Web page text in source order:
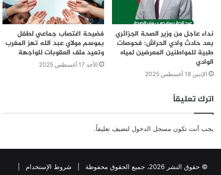
نداء عاجل من وزير الصحة الجزائري
بعد حادث وادي الحراش: فحوصات
طبية للمواطنين المعرضين لمياه
الوادي
الإثنين 18 أغسطس 2025
فضيحة اغتصاب جماعي لطفل
بموسم مولاي عبد الله تهز المغرب
وتعيد ملف العقوبات للواجهة
الأحد 17 أغسطس 2025
اترك تعليقاً
يجب أنت تكون مسجل الدخول لتضيف تعليقاً.
© حقوق النشر 2026، جميع الحقوق محفوظة | شروط الإستخدام